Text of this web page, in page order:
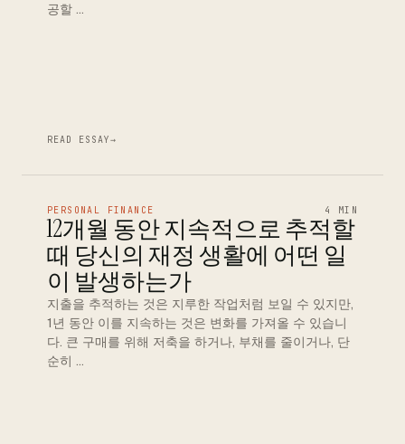
공할 …
READ ESSAY→
PERSONAL FINANCE 4 MIN
12개월 동안 지속적으로 추적할
때 당신의 재정 생활에 어떤 일
이 발생하는가
지출을 추적하는 것은 지루한 작업처럼 보일 수 있지만,
1년 동안 이를 지속하는 것은 변화를 가져올 수 있습니
다. 큰 구매를 위해 저축을 하거나, 부채를 줄이거나, 단
순히 …